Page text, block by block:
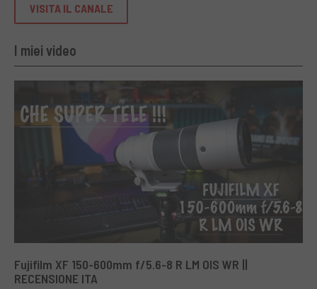
VISITA IL CANALE
I miei video
Fujifilm XF 150-600mm f/5.6-8 R LM OIS WR ||
RECENSIONE ITA